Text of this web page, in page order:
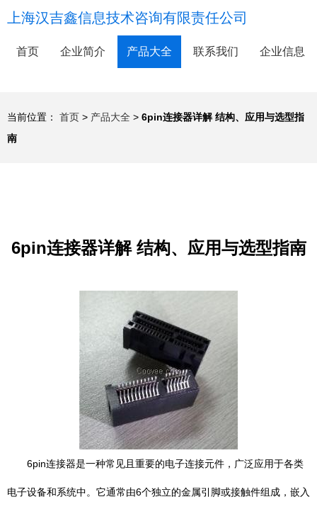
上海汉吉鑫信息技术咨询有限责任公司
首页 企业简介 产品大全 联系我们 企业信息
当前位置： 首页 > 产品大全 > 6pin连接器详解 结构、应用与选型指
南
6pin连接器详解 结构、应用与选型指南
6pin连接器是一种常见且重要的电子连接元件，广泛应用于各类
电子设备和系统中。它通常由6个独立的金属引脚或接触件组成，嵌入